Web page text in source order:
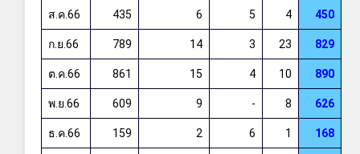
ส.ค.66 435 6 5 4 450
ก.ย.66 789 14 3 23 829
ต.ค.66 861 15 4 10 890
พ.ย.66 609 9 - 8 626
ธ.ค.66 159 2 6 1 168